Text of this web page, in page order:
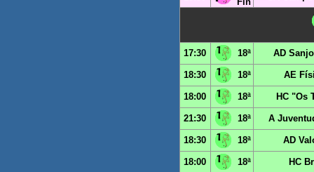
17:30 18ª AD
18:30 18ª AE
18:00 18ª HC "Os
21:30 18ª A
18:30 18ª AD
18:00 18ª HC